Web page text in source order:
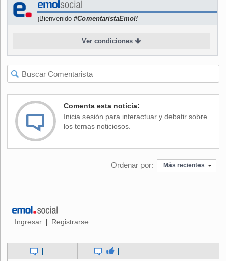
¡Bienvenido #ComentaristaEmol!
Ver condiciones
Comenta esta noticia:
Inicia sesión para interactuar y debatir sobre
los temas noticiosos.
Ordenar por: Más recientes
Ingresar Registrarse